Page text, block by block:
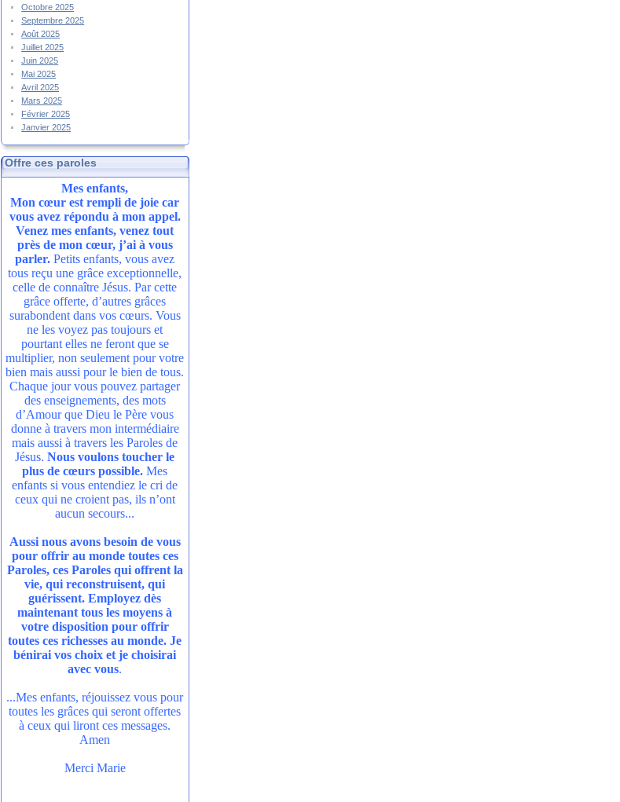
Octobre 2025
Septembre 2025
Août 2025
Juillet 2025
Juin 2025
Mai 2025
Avril 2025
Mars 2025
Février 2025
Janvier 2025
Offre ces paroles
Mes enfants,
Mon cœur est rempli de joie car
vous avez répondu à mon appel.
Venez mes enfants, venez tout
près de mon cœur, j’ai à vous
parler. Petits enfants, vous avez
tous reçu une grâce exceptionnelle,
celle de connaître Jésus. Par cette
grâce offerte, d’autres grâces
surabondent dans vos cœurs. Vous
ne les voyez pas toujours et
pourtant elles ne feront que se
multiplier, non seulement pour votre
bien mais aussi pour le bien de tous.
Chaque jour vous pouvez partager
des enseignements, des mots
d’Amour que Dieu le Père vous
donne à travers mon intermédiaire
mais aussi à travers les Paroles de
Jésus.Nous voulons toucher le
plus de cœurs possible. Mes
enfants si vous entendiez le cri de
ceux qui ne croient pas, ils n’ont
aucun secours...
Aussi nous avons besoin de vous
pour offrir au monde toutes ces
Paroles, ces Paroles qui offrent la
vie, qui reconstruisent, qui
guérissent. Employez dès
maintenant tous les moyens à
votre disposition pour offrir
toutes ces richesses au monde. Je
bénirai vos choix et je choisirai
avec vous.
...Mes enfants, réjouissez vous pour
toutes les grâces qui seront offertes
à ceux qui liront ces messages.
Amen
Merci Marie